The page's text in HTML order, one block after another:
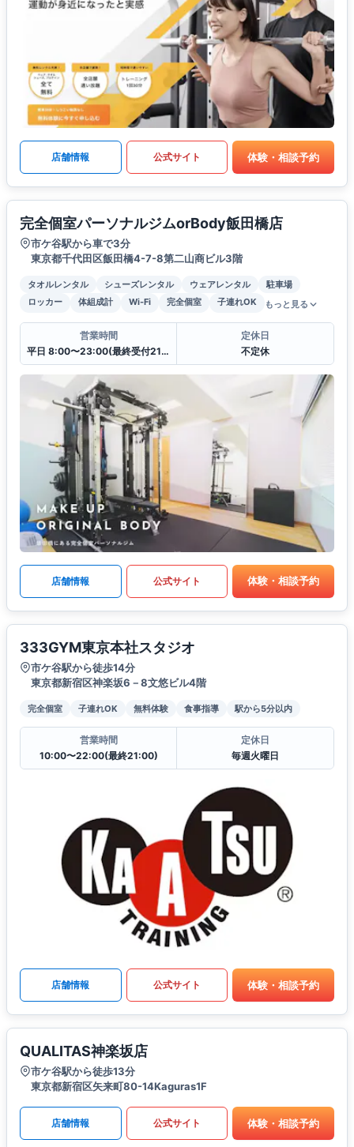
店舗情報 公式サイト 体験・相談予約
完全個室パーソナルジムorBody飯田橋店
市ケ谷駅から車で3分
東京都千代田区飯田橋4-7-8第二山商ビル3階
タオルレンタル シューズレンタル ウェアレンタル
駐車場
ロッカー
体組成計 Wi-Fi 完全個室 子連れOK もっと見る
営業時間
平日 8:00〜23:00(最終受付21:30)土日祝日8:00〜23:00(最終受付21:30)
定休日
不定休
店舗情報 公式サイト 体験・相談予約
333GYM東京本社スタジオ
市ケ谷駅から徒歩14分
東京都新宿区神楽坂6－8文悠ビル4階
完全個室 子連れOK 無料体験 食事指導 駅から5分以内
営業時間
10:00〜22:00(最終21:00)
定休日
毎週火曜日
店舗情報 公式サイト 体験・相談予約
QUALITAS神楽坂店
市ケ谷駅から徒歩13分
東京都新宿区矢来町80-14Kaguras1F
店舗情報 公式サイト 体験・相談予約